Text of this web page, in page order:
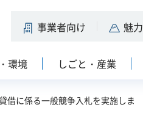
事業者向け 魅力
環境 しごと・産業
借に係る一般競争入札を実施しま